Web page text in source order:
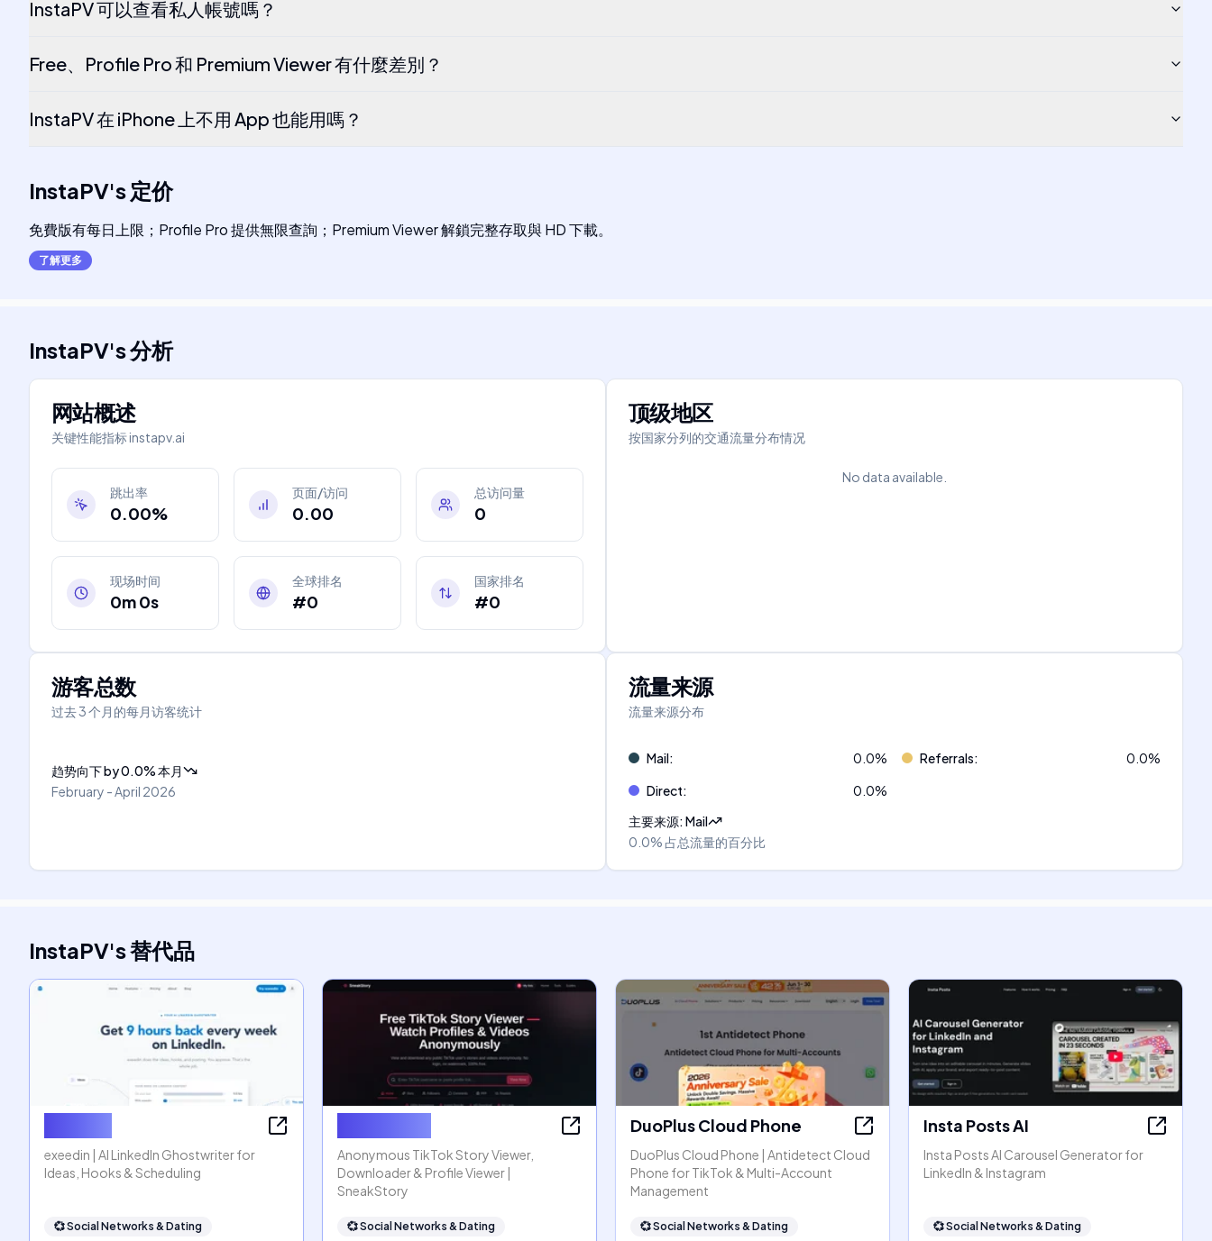
InstaPV 可以查看私人帳號嗎？
Free、Profile Pro 和 Premium Viewer 有什麼差別？
InstaPV 在 iPhone 上不用 App 也能用嗎？
InstaPV's 定价
免費版有每日上限；Profile Pro 提供無限查詢；Premium Viewer 解鎖完整存取與 HD 下載。
了解更多
InstaPV's分析
网站概述
关键性能指标instapv.ai
跳出率
0.00%
页面/访问
0.00
总访问量
0
现场时间
0m 0s
全球排名
#0
国家排名
#0
顶级地区
按国家分列的交通流量分布情况
No data available.
游客总数
过去 3 个月的每月访客统计
趋势向下by0.0%本月
February - April 2026
流量来源
流量来源分布
Mail: 0.0% Referrals: 0.0%
Direct: 0.0%
主要来源:Mail
0.0%占总流量的百分比
InstaPV's替代品
exeedin | AI LinkedIn Ghostwriter for
Ideas, Hooks & Scheduling
💞Social Networks & Dating
Anonymous TikTok Story Viewer,
Downloader & Profile Viewer |
SneakStory
💞Social Networks & Dating
DuoPlus Cloud Phone
DuoPlus Cloud Phone | Antidetect Cloud
Phone for TikTok & Multi-Account
Management
💞Social Networks & Dating
Insta Posts AI
Insta Posts AI Carousel Generator for
LinkedIn & Instagram
💞Social Networks & Dating